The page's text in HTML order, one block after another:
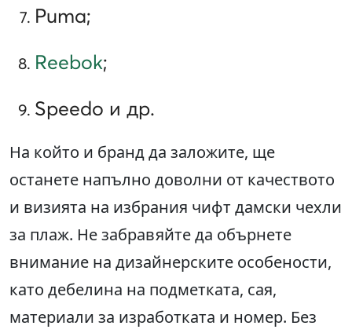
Puma;
Reebok;
Speedo и др.
На който и бранд да заложите, ще
останете напълно доволни от качеството
и визията на избрания чифт дамски чехли
за плаж. Не забравяйте да обърнете
внимание на дизайнерските особености,
като дебелина на подметката, сая,
материали за изработката и номер. Без